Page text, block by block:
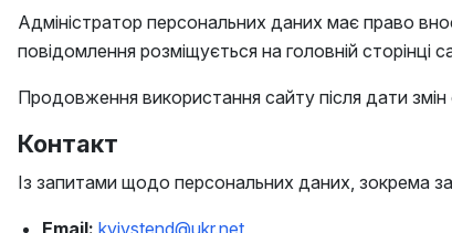
Адміністратор персональних даних має право
повідомлення розміщується на головній сторінці
Продовження використання сайту після дати
Контакт
Із запитами щодо персональних даних, зокрема
Email: kyivstend@ukr.net